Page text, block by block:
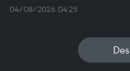
04/08/2026 04:25